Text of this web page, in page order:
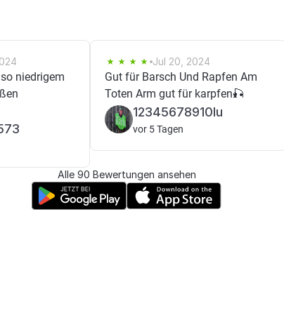
niedrigem
Jul 20, 2024
Gut für Barsch Und Rapfen Am
Toten Arm gut für karpfen🎣
12345678910lu
vor 5 Tagen
Alle 90 Bewertungen ansehen